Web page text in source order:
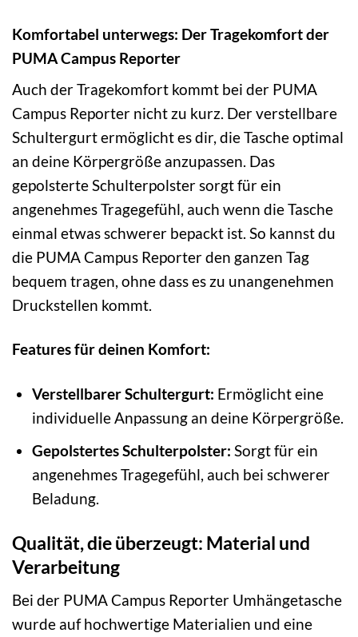
Komfortabel unterwegs: Der Tragekomfort der
PUMA Campus Reporter
Auch der Tragekomfort kommt bei der PUMA
Campus Reporter nicht zu kurz. Der verstellbare
Schultergurt ermöglicht es dir, die Tasche optimal
an deine Körpergröße anzupassen. Das
gepolsterte Schulterpolster sorgt für ein
angenehmes Tragegefühl, auch wenn die Tasche
einmal etwas schwerer bepackt ist. So kannst du
die PUMA Campus Reporter den ganzen Tag
bequem tragen, ohne dass es zu unangenehmen
Druckstellen kommt.
Features für deinen Komfort:
Verstellbarer Schultergurt: Ermöglicht eine
individuelle Anpassung an deine Körpergröße.
Gepolstertes Schulterpolster: Sorgt für ein
angenehmes Tragegefühl, auch bei schwerer
Beladung.
Qualität, die überzeugt: Material und
Verarbeitung
Bei der PUMA Campus Reporter Umhängetasche
wurde auf hochwertige Materialien und eine